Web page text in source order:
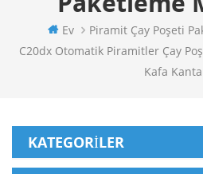
Ev
Piramit Çay Poşeti
C20dx Otomatik Piramitler Çay
Kafa
KATEGORILER